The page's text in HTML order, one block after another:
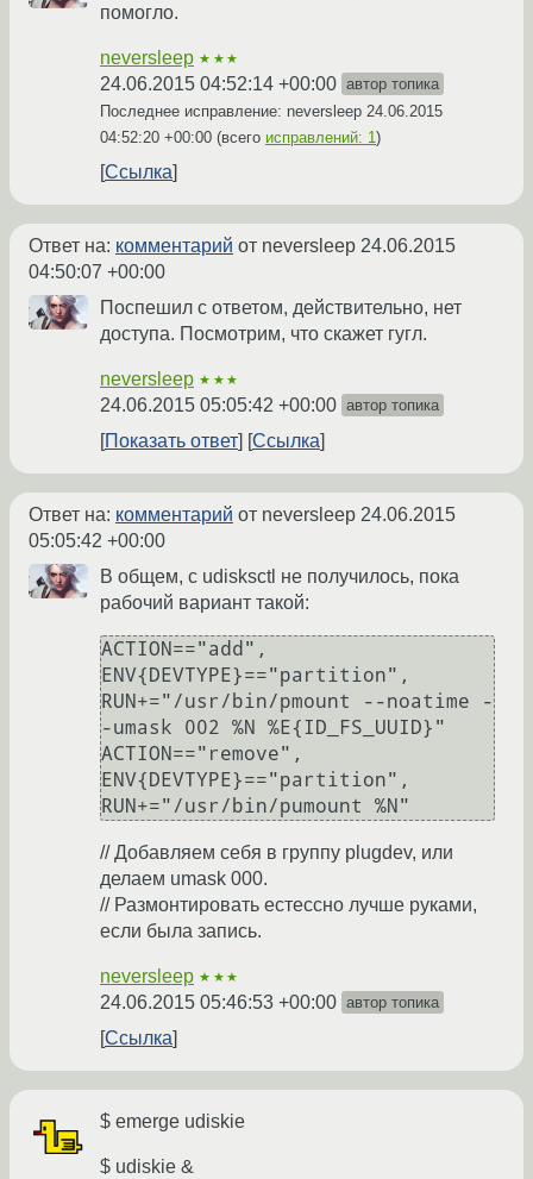
помогло.
neversleep ★★★
24.06.2015 04:52:14 +00:00 автор топика
Последнее исправление: neversleep 24.06.2015
04:52:20 +00:00 (всего исправлений: 1)
Ссылка
Ответ на: комментарий от neversleep 24.06.2015
04:50:07 +00:00
Поспешил с ответом, действительно, нет
доступа. Посмотрим, что скажет гугл.
neversleep ★★★
24.06.2015 05:05:42 +00:00 автор топика
Показать ответ Ссылка
Ответ на: комментарий от neversleep 24.06.2015
05:05:42 +00:00
В общем, с udisksctl не получилось, пока
рабочий вариант такой:
ACTION=="add",
ENV{DEVTYPE}=="partition",
RUN+="/usr/bin/pmount --noatime -
-umask 002 %N %E{ID_FS_UUID}"
ACTION=="remove",
ENV{DEVTYPE}=="partition",
// Добавляем себя в группу plugdev, или
делаем umask 000.
// Размонтировать естессно лучше руками,
если была запись.
neversleep ★★★
24.06.2015 05:46:53 +00:00 автор топика
Ссылка
$ emerge udiskie
$ udiskie &